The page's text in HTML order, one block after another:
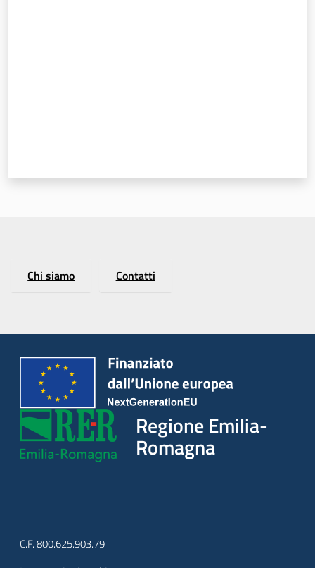
Chi siamo Contatti
Regione Emilia-
Romagna
C.F. 800.625.903.79